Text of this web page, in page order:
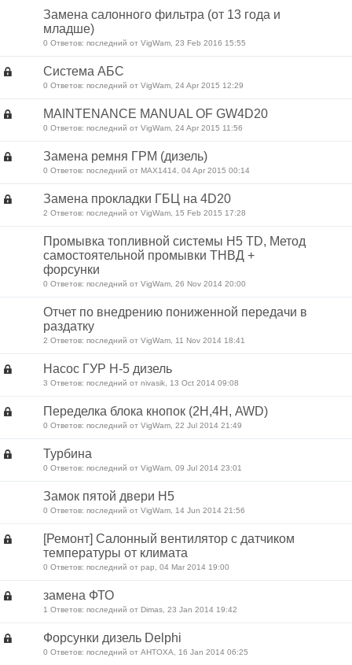
Замена салонного фильтра (от 13 года и
младше)
0 Ответов: последний от VigWam, 23 Feb 2016 15:55
Система АБС
0 Ответов: последний от VigWam, 24 Apr 2015 12:29
MAINTENANCE MANUAL OF GW4D20
0 Ответов: последний от VigWam, 24 Apr 2015 11:56
Замена ремня ГРМ (дизель)
0 Ответов: последний от MAX1414, 04 Apr 2015 00:14
Замена прокладки ГБЦ на 4D20
2 Ответов: последний от VigWam, 15 Feb 2015 17:28
Промывка топливной cистемы H5 TD, Метод
самостоятельной промывки ТНВД +
форсунки
0 Ответов: последний от VigWam, 26 Nov 2014 20:00
Отчет по внедрению пониженной передачи в
раздатку
2 Ответов: последний от VigWam, 11 Nov 2014 18:41
Насос ГУР Н-5 дизель
3 Ответов: последний от nivasik, 13 Oct 2014 09:08
Переделка блока кнопок (2Н,4Н, AWD)
0 Ответов: последний от VigWam, 22 Jul 2014 21:49
Турбина
0 Ответов: последний от VigWam, 09 Jul 2014 23:01
Замок пятой двери Н5
0 Ответов: последний от VigWam, 14 Jun 2014 21:56
[Ремонт] Салонный вентилятор с датчиком
температуры от климата
0 Ответов: последний от pap, 04 Mar 2014 19:00
замена ФТО
1 Ответов: последний от Dimas, 23 Jan 2014 19:42
Форсунки дизель Delphi
0 Ответов: последний от AHTOXA, 16 Jan 2014 06:25